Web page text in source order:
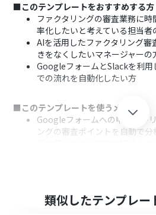
■このテンプレートをおすすめする方
ファクタリングの審査業務に
率化したいと考えている担当者
AIを活用したファクタリング
きをなくしたいマネージャーの
GoogleフォームとSlackを利用
での流れを自動化したい方
■このテンプレートを使うメリット
Googleフォームへの申請をト
ングの審査ポイントを自動で
■フローボットの流れ
類似したテンプレー